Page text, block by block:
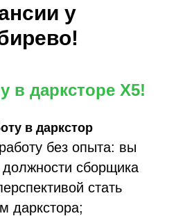
у
в дарксторе X5!
в даркстор
без опыта: вы
сборщика
стать
даркстора;